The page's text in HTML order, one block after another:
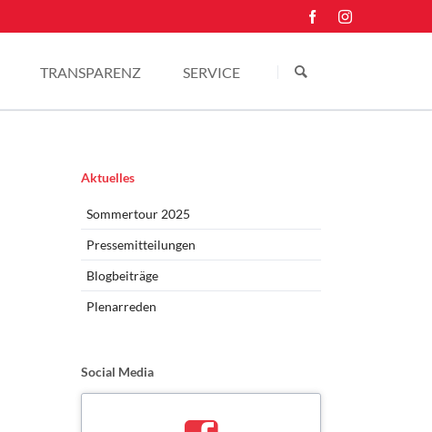
überspringen
TRANSPARENZ SERVICE
Navigation
Aktuelles
Sommertour 2025
Pressemitteilungen
Blogbeiträge
Plenarreden
Social Media
Neues auf Facebook